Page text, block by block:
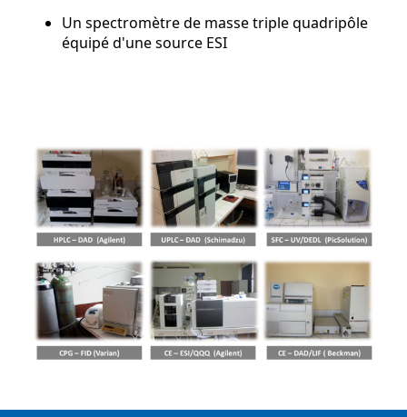
Un spectromètre de masse triple quadripôle
équipé d'une source ESI